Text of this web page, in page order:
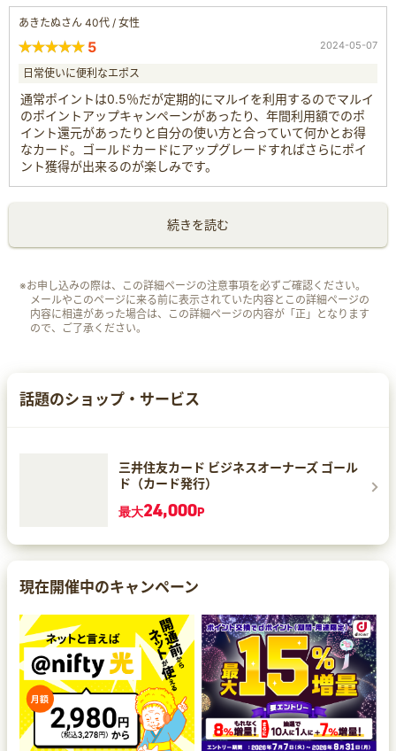
あきたぬさん 40代 / 女性
5 2024-05-07
日常使いに便利なエポス
通常ポイントは0.5％だが定期的にマルイを利用するのでマルイ
のポイントアップキャンペーンがあったり、年間利用額でのポ
イント還元があったりと自分の使い方と合っていて何かとお得
なカード。ゴールドカードにアップグレードすればさらにポイ
ント獲得が出来るのが楽しみです。
続きを読む
※お申し込みの際は、この詳細ページの注意事項を必ずご確認ください。
メールやこのページに来る前に表示されていた内容とこの詳細ページの
内容に相違があった場合は、この詳細ページの内容が「正」となります
ので、ご了承ください。
話題のショップ・サービス
三井住友カード ビジネスオーナーズ ゴール
ド（カード発行）
最大24,000P
現在開催中のキャンペーン